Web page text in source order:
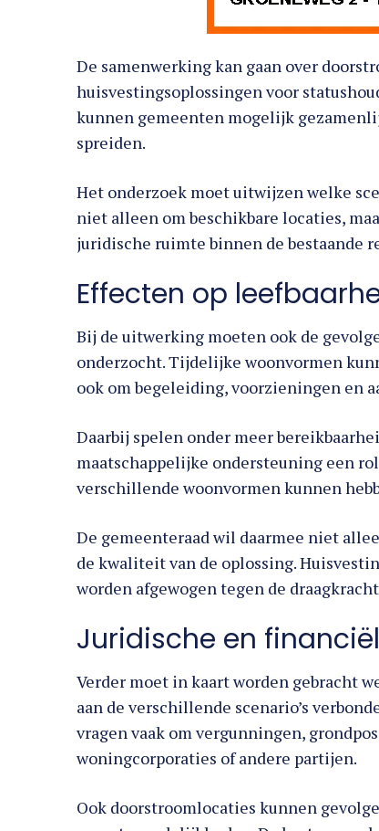
De samenwerking kan gaan over
huisvestingsoplossingen voor
kunnen gemeenten mogelijk
spreiden.
Het onderzoek moet uitwijzen welke
niet alleen om beschikbare locaties,
juridische ruimte binnen de bestaande
Effecten op
Bij de uitwerking moeten ook de
onderzocht. Tijdelijke woonvormen
ook om begeleiding, voorzieningen en
Daarbij spelen onder meer
maatschappelijke ondersteuning een
verschillende woonvormen kunnen
De gemeenteraad wil daarmee niet
de kwaliteit van de oplossing.
worden afgewogen tegen de
Juridische en
Verder moet in kaart worden gebracht
aan de verschillende scenario’s
vragen vaak om vergunningen,
woningcorporaties of andere partijen.
Ook doorstroomlocaties kunnen